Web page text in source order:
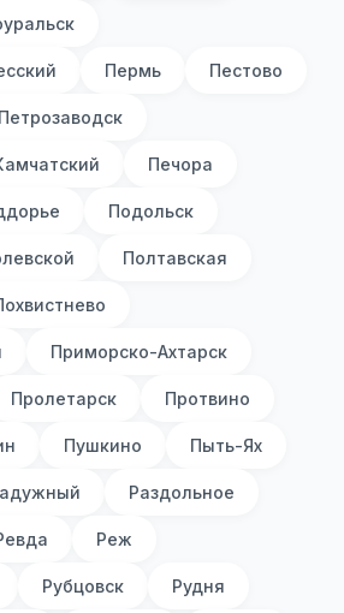
Пермь Пестово
Петрозаводск
Печора
Подольск
Полтавская
Приморско-Ахтарск
Пролетарск Протвино
Пушкино Пыть-Ях
Раздольное
Реж
Рубцовск Рудня